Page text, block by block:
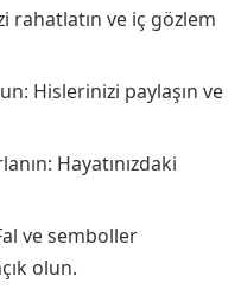
rahatlatın ve iç gözlem
Hislerinizi paylaşın ve
Hayatınızdaki
ve semboller
olun.